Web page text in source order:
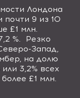
Лондона
почти 9 из 10
£1 млн.
%. Резко
Запад,
на долю
3,2% всех
£1 млн.